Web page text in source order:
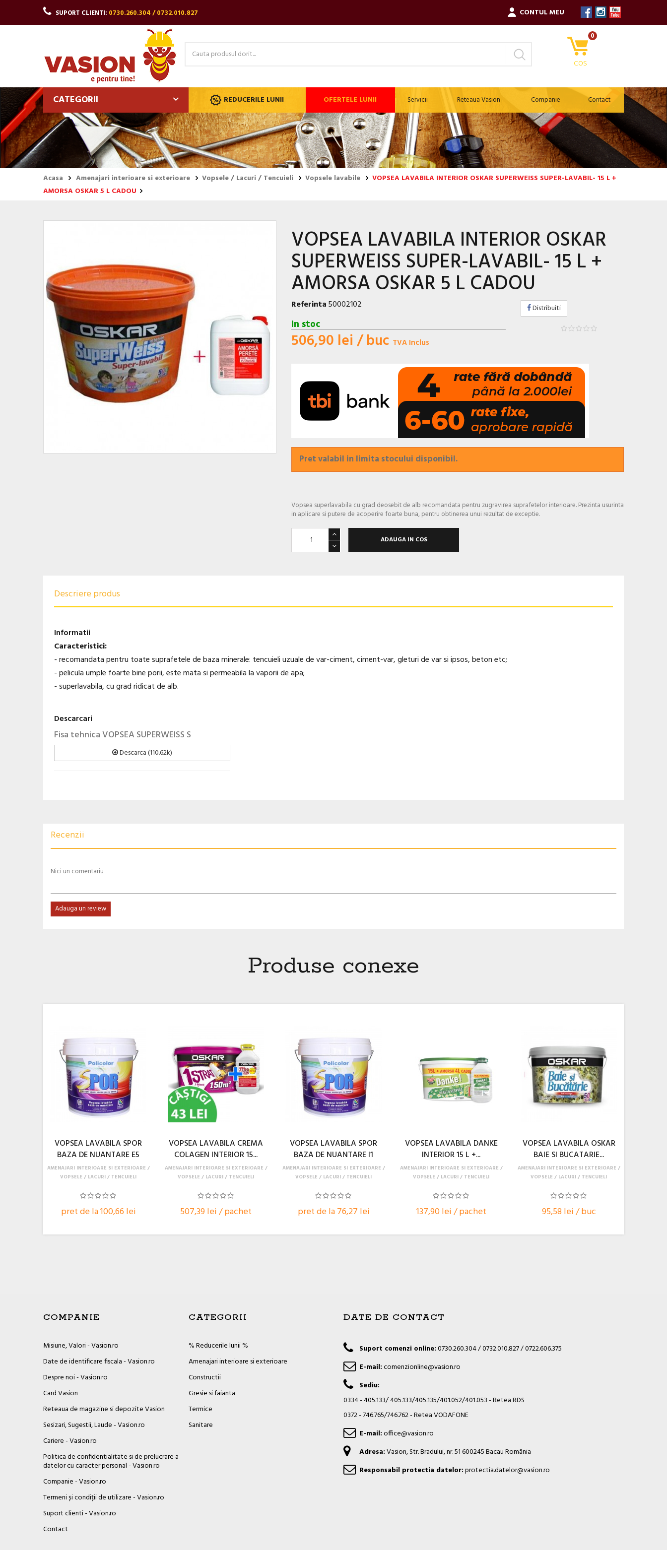
SUPORT CLIENTI: 0730.260.304 / 0732.010.827 CONTUL MEU
0
COS
CATEGORII REDUCERILE LUNII OFERTELE LUNII Servicii Reteaua Vasion Companie Contact
Acasa Amenajari interioare si exterioare Vopsele / Lacuri / Tencuieli Vopsele lavabile
VOPSEA LAVABILA INTERIOR OSKAR SUPERWEISS SUPER-LAVABIL- 15 L +
AMORSA OSKAR 5 L CADOU
VOPSEA LAVABILA INTERIOR OSKAR
SUPERWEISS SUPER-LAVABIL- 15 L +
AMORSA OSKAR 5 L CADOU
Referinta50002102
In stoc
506,90 lei / buc TVA Inclus
Distribuiti
Pret valabil in limita stocului disponibil.
Vopsea superlavabila cu grad deosebit de alb recomandata pentru zugravirea suprafetelor interioare. Prezinta usurinta
in aplicare si putere de acoperire foarte buna, pentru obtinerea unui rezultat de exceptie.
ADAUGA IN COS
Descriere produs
Informatii
Caracteristici:
- recomandata pentru toate suprafetele de baza minerale: tencuieli uzuale de var-ciment, ciment-var, gleturi de var si ipsos, beton etc;
- pelicula umple foarte bine porii, este mata si permeabila la vaporii de apa;
- superlavabila, cu grad ridicat de alb.
Descarcari
Fisa tehnica VOPSEA SUPERWEISS S
Descarca (110.62k)
Recenzii
Nici un comentariu
Adauga un review
Produse conexe
VOPSEA LAVABILA SPOR
BAZA DE NUANTARE E5
pret de la 100,66 lei
AMENAJARI INTERIOARE SI EXTERIOARE
VOPSELE / LACURI / TENCUIELI
VOPSEA LAVABILA CREMA
COLAGEN INTERIOR 15...
507,39 lei / pachet
AMENAJARI INTERIOARE SI EXTERIOARE
VOPSELE / LACURI / TENCUIELI
VOPSEA LAVABILA SPOR
BAZA DE NUANTARE I1
pret de la 76,27 lei
AMENAJARI INTERIOARE SI EXTERIOARE
VOPSELE / LACURI / TENCUIELI
VOPSEA LAVABILA DANKE
INTERIOR 15 L +...
137,90 lei / pachet
AMENAJARI INTERIOARE SI EXTERIOARE
VOPSELE / LACURI / TENCUIELI
VOPSEA LAVABILA OSKAR
BAIE SI BUCATARIE...
95,58 lei / buc
AMENAJARI INTERIOARE SI EXTERIOARE
VOPSELE / LACURI / TENCUIELI
COMPANIE
Misiune, Valori - Vasion.ro
Date de identificare fiscala - Vasion.ro
Despre noi - Vasion.ro
Card Vasion
Reteaua de magazine si depozite Vasion
Sesizari, Sugestii, Laude - Vasion.ro
Cariere - Vasion.ro
Politica de confidentialitate si de prelucrare a
datelor cu caracter personal - Vasion.ro
Companie - Vasion.ro
Termeni și condiții de utilizare - Vasion.ro
Suport clienti - Vasion.ro
Contact
CATEGORII
% Reducerile lunii %
Amenajari interioare si exterioare
Constructii
Gresie si faianta
Termice
Sanitare
DATE DE CONTACT
Suport comenzi online:0730.260.304 / 0732.010.827 / 0722.606.375
E-mail:comenzionline@vasion.ro
Sediu:
0334 - 405.133/ 405.133/405.135/401.052/401.053 - Retea RDS
0372 - 746.765/746.762 - Retea VODAFONE
E-mail:office@vasion.ro
Adresa:Vasion, Str. Bradului, nr. 51 600245 Bacau România
Responsabil protectia datelor:protectia.datelor@vasion.ro